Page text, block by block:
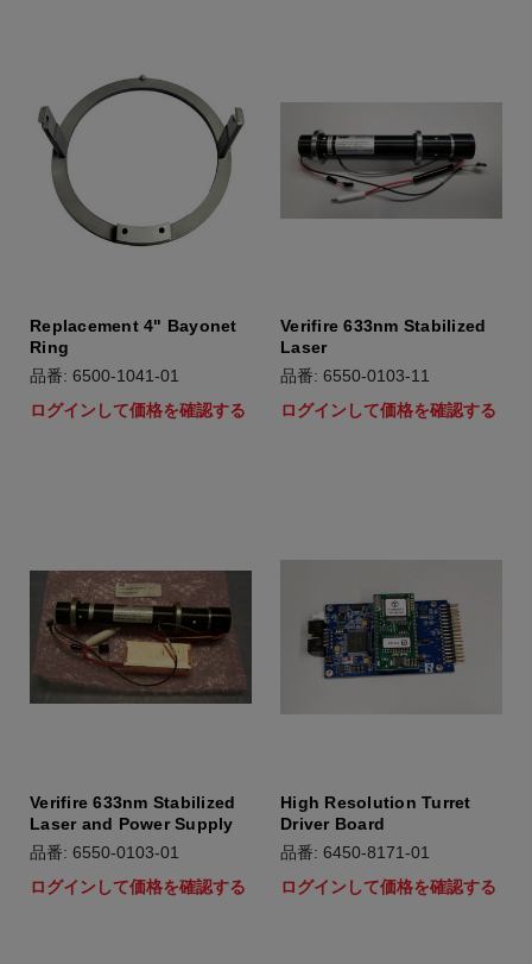
Replacement 4" Bayonet
Ring
品番: 6500-1041-01
ログインして価格を確認する
Verifire 633nm Stabilized
Laser
品番: 6550-0103-11
ログインして価格を確認する
Verifire 633nm Stabilized
Laser and Power Supply
品番: 6550-0103-01
ログインして価格を確認する
High Resolution Turret
Driver Board
品番: 6450-8171-01
ログインして価格を確認する